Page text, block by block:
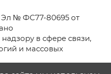
Эл № ФС77-80695 от
в сфере связи,
и массовых